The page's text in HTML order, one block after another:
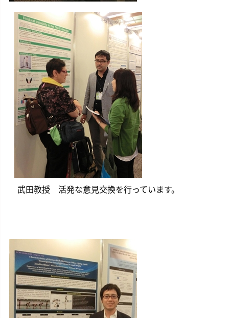
武田教授 活発な意見交換を行っています。